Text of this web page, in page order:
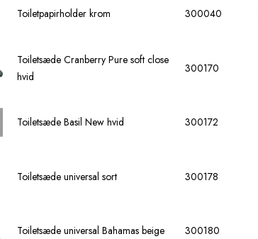
Toiletpapirholder krom 300040
Toiletsæde Cranberry Pure soft close
hvid
300170
Toiletsæde Basil New hvid 300172
Toiletsæde universal sort 300178
Toiletsæde universal Bahamas beige 300180